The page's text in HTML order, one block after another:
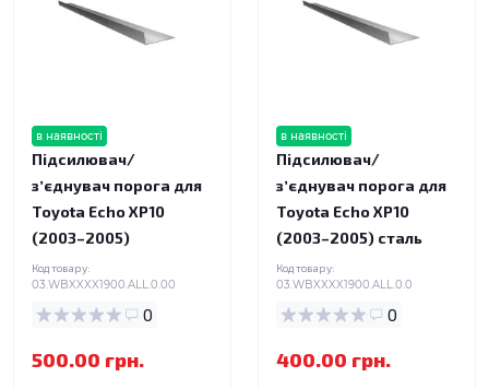
в наявності
Підсилювач/
зʼєднувач порога для
Toyota Echo XP10
(2003–2005)
Код товару:
03.WBXXXX1900.ALL.0.00
0
500.00 грн.
в наявності
Підсилювач/
зʼєднувач порога для
Toyota Echo XP10
(2003–2005) сталь
Код товару:
03.WBXXXX1900.ALL.0.0
0
400.00 грн.